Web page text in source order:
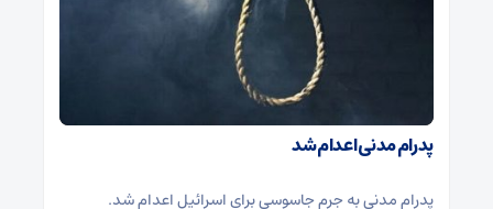
پدرام مدنی اعدام شد
پدرام مدنی به جرم جاسوسی برای اسرائیل اعدام شد.